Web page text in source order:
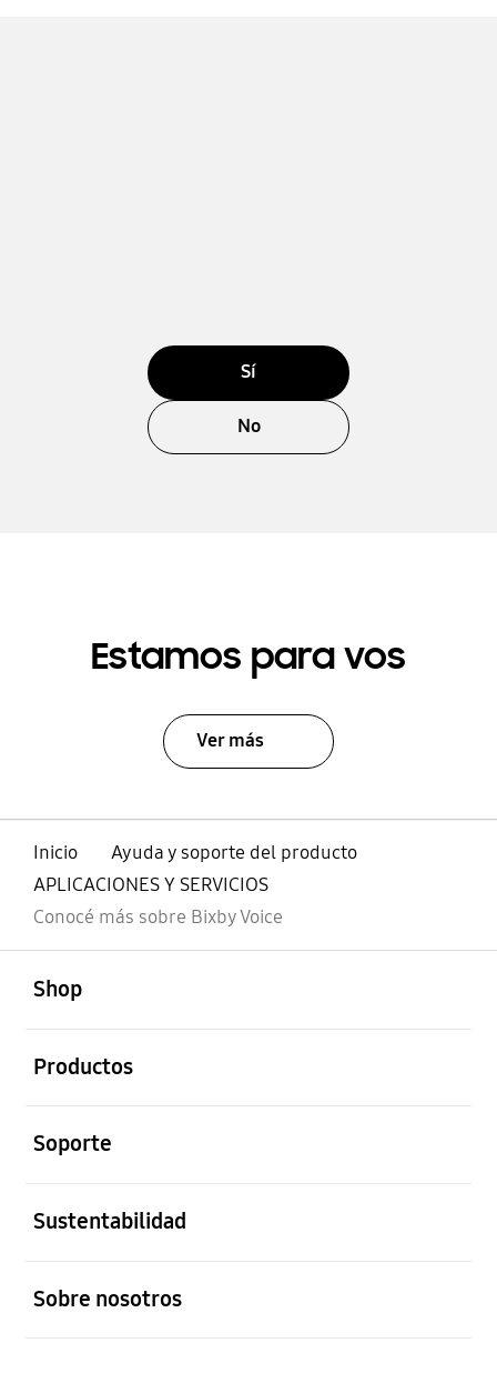
Sí
No
Estamos para vos
Ver más
Inicio
Ayuda y soporte del producto
APLICACIONES Y SERVICIOS
Conocé más sobre Bixby Voice
Shop
Productos
Soporte
Sustentabilidad
Sobre nosotros